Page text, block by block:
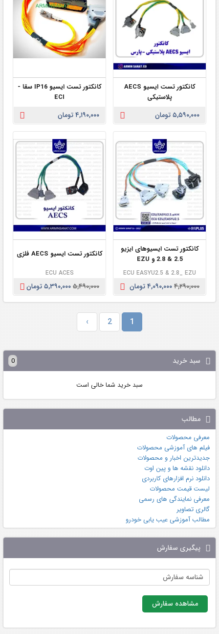
سبد خرید 0
سبد خرید شما خالی است
مطالب
معرفی محصولات
فیلم های آموزشی محصولات
جدیدترین اخبار و محصولات
دانلود نقشه ها و پین اوت
دانلود نرم افزارهای کاربردی
لیست قیمت محصولات
معرفی نمایندگی های رسمی
گالری تصاویر
مطالب آموزشی عیب یابی خودرو
پیگیری سفارش
مشاهده سفارش
کانکتور تست ایسیو AECS
پلاستیکی
۵,۵۹۰,۰۰۰ تومان
کانکتور تست ایسیو IP16 سقا -
ECI
۴,۱۹۰,۰۰۰ تومان
کانکتور تست ایسیوهای ایزیو
2.5 & 2.8 و EZU
ECU EASYU2.5 & 2.8_ EZU
۴,۲۹۰,۰۰۰۴,۰۹۰,۰۰۰ تومان
کانکتور تست ایسیو AECS فلزی
ECU ACES
۵,۴۹۰,۰۰۰۵,۳۹۰,۰۰۰ تومان
1
2
›